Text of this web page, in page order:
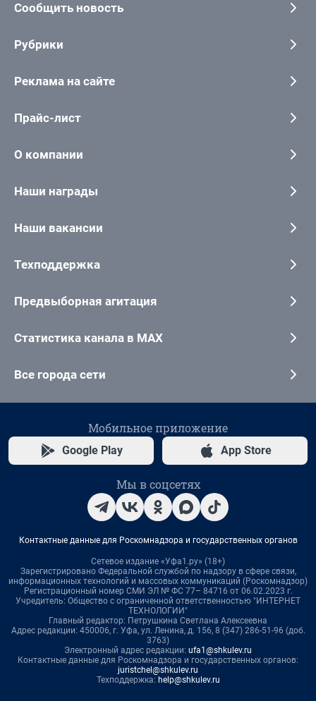
Сообщить новость
Рубрики
Реклама на сайте
Прайс-лист
О компании
Наши награды
Наши вакансии
Техподдержка
Предвыборная агитация
Статистика канала в MAX
Все города сети
Мобильное приложение
Google Play App Store
Мы в соцсетях
Контактные данные для Роскомнадзора и государственных органов
Сетевое издание «Уфа1.ру» (18+)
Зарегистрировано Федеральной службой по надзору в сфере связи,
информационных технологий и массовых коммуникаций (Роскомнадзор)
Регистрационный номер СМИ ЭЛ № ФС 77– 84716 от 06.02.2023 г.
Учредитель: Общество с ограниченной ответственностью "ИНТЕРНЕТ
ТЕХНОЛОГИИ"
Главный редактор: Петрушкина Светлана Алексеевна
Адрес редакции: 450006, г. Уфа, ул. Ленина, д. 156, 8 (347) 286-51-96 (доб.
3763)
Электронный адрес редакции: ufa1@shkulev.ru
Контактные данные для Роскомнадзора и государственных органов:
juristchel@shkulev.ru
Техподдержка: help@shkulev.ru